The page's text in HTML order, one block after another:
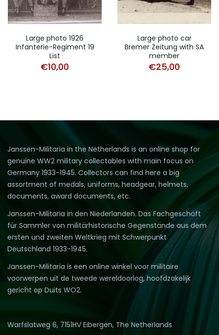
Large photo 1926
Infanterie-Regiment 19
List
€10,00
Large photo car
Bremer Zeitung with SA
member
€25,00
Janssen-Militaria in the Netherlands is an online shop for
genuine WW2 military collectables with main focus on
Germany 1933-1945. Collectors can find here a big
assortment of medals, uniforms, headgear, helmets,
documents, award documents, etc.
Janssen-Militaria in den Niederlanden. Das Fachgeschäft
für Sammler von militärhistorische Gegenstände aus dem
ersten und zweiten Weltkrieg mit Schwerpunkt
Deutschland 1933-1945.
Janssen-Militaria is een online winkel voor militaire
voorwerpen uit de tweede wereldoorlog, hoofdzakelijk
gericht op Duits WO2.
Warfslatweg 6, 7151HV Eibergen, The Netherlands